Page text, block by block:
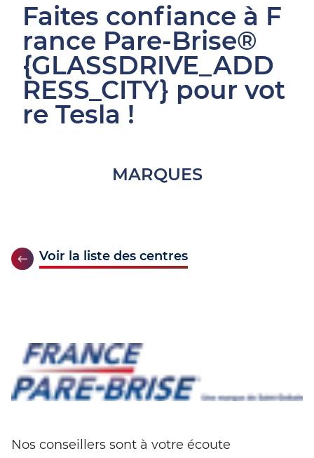
Faites confiance à F
rance Pare-Brise®
{GLASSDRIVE_ADD
RESS_CITY} pour vot
re Tesla !
MARQUES
Voir la liste des centres
Nos conseillers sont à votre écoute